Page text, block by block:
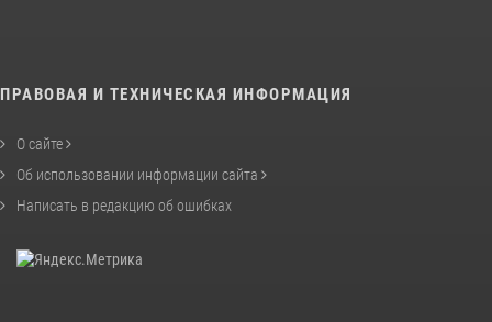
ПРАВОВАЯ И ТЕХНИЧЕСКАЯ ИНФОРМАЦИЯ
О сайте
Об использовании информации сайта
Написать в редакцию об ошибках